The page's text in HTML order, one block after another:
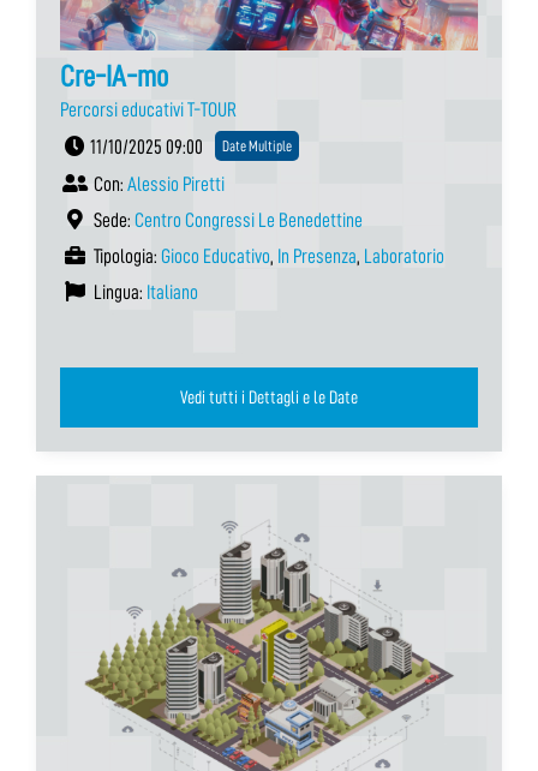
Cre-IA-mo
Percorsi educativi T-TOUR
11/10/2025 09:00
Date Multiple
Con: Alessio Piretti
Sede: Centro Congressi Le Benedettine
Tipologia: Gioco Educativo, In Presenza, Laboratorio
Lingua: Italiano
Vedi tutti i Dettagli e le Date